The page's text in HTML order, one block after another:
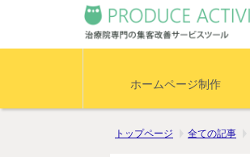
ホームページ制作
トップページ 全ての記事